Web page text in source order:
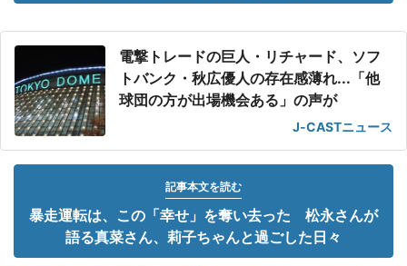
電撃トレードの巨人・リチャード、ソフ
トバンク・秋広優人の存在感薄れ...「他
球団の方が出場機会ある」の声が
J-CASTニュース
記事本文を読む
暴走運転は、この「幸せ」を奪い去った 松永さんが
語る真菜さん、莉子ちゃんと過ごした日々